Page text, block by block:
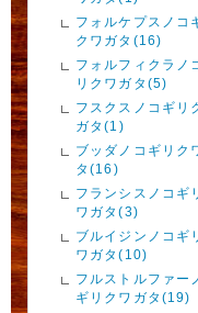
フォルケプスノコ
クワガタ(16)
フォルフィクラノ
リクワガタ(5)
フスクスノコギリ
ガタ(1)
ブッダノコギリク
タ(16)
フランシスノコギ
ワガタ(3)
ブルイジンノコギ
ワガタ(10)
フルストルファー
ギリクワガタ(19)